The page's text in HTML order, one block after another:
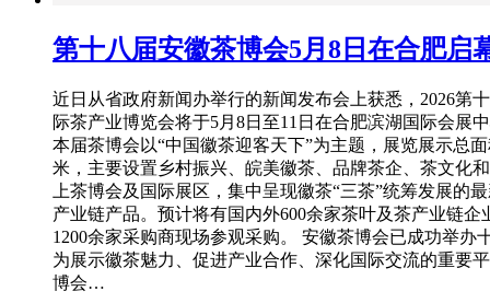
第十八届安徽茶博会5月8日在合肥启
近日从省政府新闻办举行的新闻发布会上获悉，2026第
际茶产业博览会将于5月8日至11日在合肥滨湖国际会展
本届茶博会以“中国徽茶迎客天下”为主题，展览展示总
米，主要设置乡村振兴、皖美徽茶、品牌茶企、茶文化
上茶博会及国际展区，集中呈现徽茶“三茶”统筹发展的
产业链产品。预计将有国内外600余家茶叶及茶产业链企
1200余家采购商现场参观采购。 安徽茶博会已成功举办
为展示徽茶魅力、促进产业合作、深化国际交流的重要
博会…